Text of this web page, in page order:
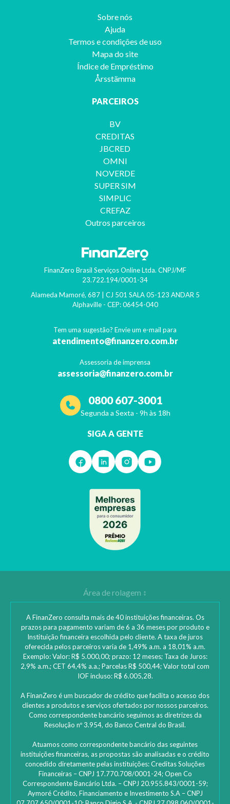
Sobre nós
Ajuda
Termos e condições de uso
Mapa do site
Índice de Empréstimo
Årsstämma
PARCEIROS
BV
CREDITAS
JBCRED
OMNI
NOVERDE
SUPER SIM
SIMPLIC
CREFAZ
Outros parceiros
FinanZero Brasil Serviços Online Ltda. CNPJ/MF
23.722.194/0001-34
Alameda Mamoré, 687 | CJ 501 SALA 05-123 ANDAR 5
Alphaville- CEP: 06454-040
Tem uma sugestão? Envie um e-mail para
atendimento@finanzero.com.br
Assessoria de imprensa
assessoria@finanzero.com.br
0800 607-3001
Segunda a Sexta - 9h às 18h
SIGA A GENTE
A FinanZero consulta mais de 40 instituições financeiras. Os
prazos para pagamento variam de 6 a 36 meses por produto e
Instituição financeira escolhida pelo cliente. A taxa de juros
oferecida pelos parceiros varia de 1,49% a.m. a 18,01% a.m.
Exemplo: Valor: R$ 5.000,00; prazo: 12 meses; Taxa de Juros:
2,9% a.m.; CET 64,4% a.a.; Parcelas R$ 500,44; Valor total com
IOF incluso: R$ 6.005,28.
A FinanZero é um buscador de crédito que facilita o acesso dos
clientes a produtos e serviços ofertados por nossos parceiros.
Como correspondente bancário seguimos as diretrizes da
Resolução nº 3.954, do Banco Central do Brasil.
Atuamos como correspondente bancário das seguintes
instituições financeiras, as propostas são analisadas e o crédito
concedido diretamente pelas instituições: ‎Creditas Soluções
Financeiras – CNPJ 17.770.708/0001-24; Open Co
Correspondente Bancário Ltda. – CNPJ 20.955.843/0001-59;
Aymoré Crédito, Financiamento e Investimento S.A – CNPJ